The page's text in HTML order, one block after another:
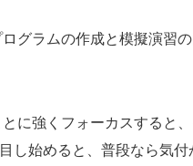
ログラムの作成と模擬演習
に強くフォーカスすると
し始めると、普段なら気